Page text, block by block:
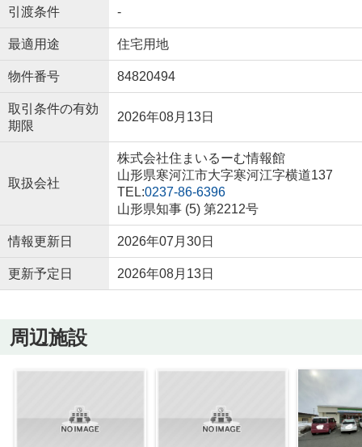
引渡条件 -
最適用途 住宅用地
物件番号 84820494
取引条件の有効
期限
2026年08月13日
取扱会社
株式会社住まいるーむ情報館
山形県寒河江市大字寒河江字横道137
TEL:0237-86-6396
山形県知事 (5) 第2212号
情報更新日 2026年07月30日
更新予定日 2026年08月13日
周辺施設